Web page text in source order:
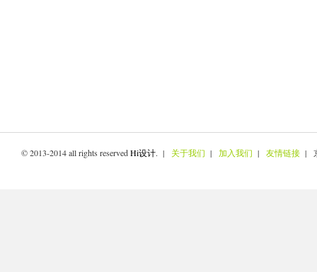
© 2013-2014 all rights reservedHi设计. | 关于我们 | 加入我们 | 友情链接 |